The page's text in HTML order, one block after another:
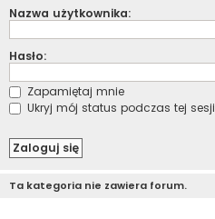
Nazwa użytkownika:
Hasło:
Zapamiętaj mnie
Ukryj mój status podczas tej sesji
Ta kategoria nie zawiera forum.